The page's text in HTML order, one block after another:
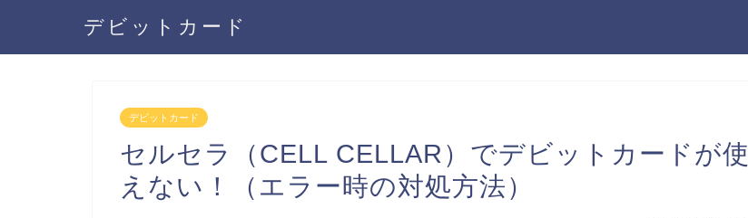
デビットカード
デビットカード
セルセラ（CELL CELLAR）でデビットカードが使
えない！（エラー時の対処方法）